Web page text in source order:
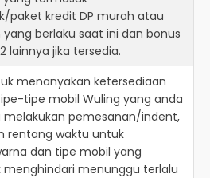
paket kredit DP murah atau
berlaku saat ini dan bonus
lainnya jika tersedia.
menanyakan ketersediaan
tipe mobil Wuling yang anda
melakukan pemesanan/indent,
rentang waktu untuk
dan tipe mobil yang
menghindari menunggu terlalu